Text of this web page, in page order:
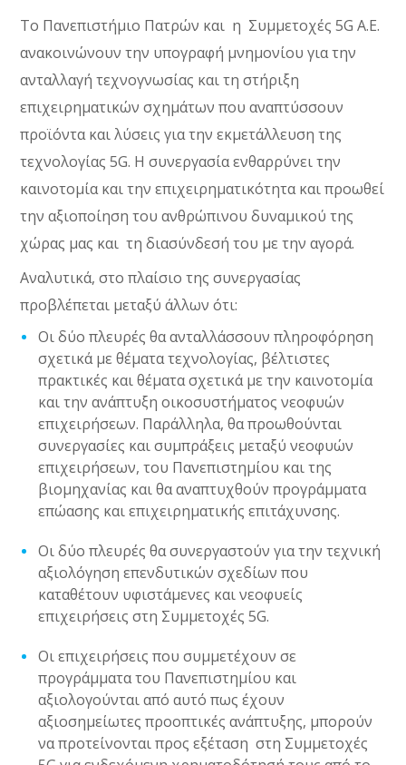
Το Πανεπιστήμιο Πατρών και η Συμμετοχές 5G Α.Ε.
ανακοινώνουν την υπογραφή μνημονίου για την
ανταλλαγή τεχνογνωσίας και τη στήριξη
επιχειρηματικών σχημάτων που αναπτύσσουν
προϊόντα και λύσεις για την εκμετάλλευση της
τεχνολογίας 5G. Η συνεργασία ενθαρρύνει την
καινοτομία και την επιχειρηματικότητα και προωθεί
την αξιοποίηση του ανθρώπινου δυναμικού της
χώρας μας και τη διασύνδεσή του με την αγορά.
Αναλυτικά, στο πλαίσιο της συνεργασίας
προβλέπεται μεταξύ άλλων ότι:
Οι δύο πλευρές θα ανταλλάσσουν πληροφόρηση
σχετικά με θέματα τεχνολογίας, βέλτιστες
πρακτικές και θέματα σχετικά με την καινοτομία
και την ανάπτυξη οικοσυστήματος νεοφυών
επιχειρήσεων. Παράλληλα, θα προωθούνται
συνεργασίες και συμπράξεις μεταξύ νεοφυών
επιχειρήσεων, του Πανεπιστημίου και της
βιομηχανίας και θα αναπτυχθούν προγράμματα
επώασης και επιχειρηματικής επιτάχυνσης.
Οι δύο πλευρές θα συνεργαστούν για την τεχνική
αξιολόγηση επενδυτικών σχεδίων που
καταθέτουν υφιστάμενες και νεοφυείς
επιχειρήσεις στη Συμμετοχές 5G.
Οι επιχειρήσεις που συμμετέχουν σε
προγράμματα του Πανεπιστημίου και
αξιολογούνται από αυτό πως έχουν
αξιοσημείωτες προοπτικές ανάπτυξης, μπορούν
να προτείνονται προς εξέταση στη Συμμετοχές